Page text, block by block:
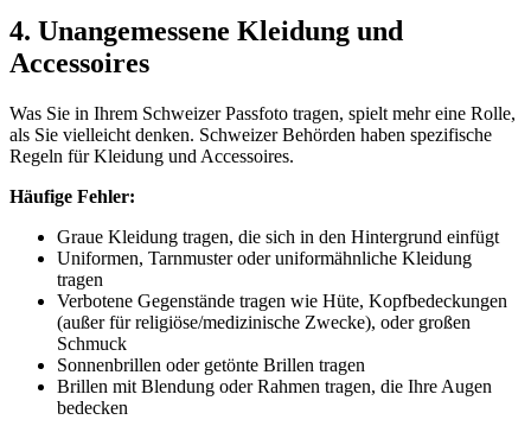
4. Unangemessene Kleidung und
Accessoires
Was Sie in Ihrem Schweizer Passfoto tragen, spielt mehr eine Rolle,
als Sie vielleicht denken. Schweizer Behörden haben spezifische
Regeln für Kleidung und Accessoires.
Häufige Fehler:
Graue Kleidung tragen, die sich in den Hintergrund einfügt
Uniformen, Tarnmuster oder uniformähnliche Kleidung
tragen
Verbotene Gegenstände tragen wie Hüte, Kopfbedeckungen
(außer für religiöse/medizinische Zwecke), oder großen
Schmuck
Sonnenbrillen oder getönte Brillen tragen
Brillen mit Blendung oder Rahmen tragen, die Ihre Augen
bedecken